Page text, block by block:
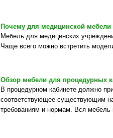
Почему для медицинской
Мебель для медицинских
Чаще всего можно встретить
Обзор мебели для процедурных
В процедурном кабинете должно
соответствующее существующим
требованиям и нормам. Вся мебель